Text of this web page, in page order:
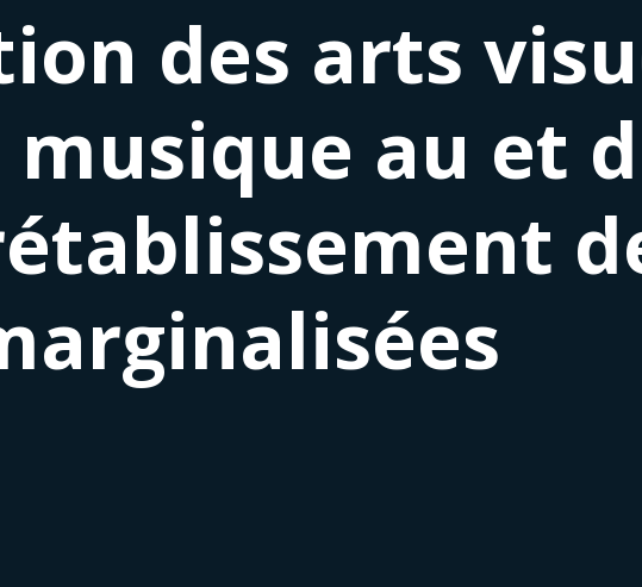
des arts
musique au et